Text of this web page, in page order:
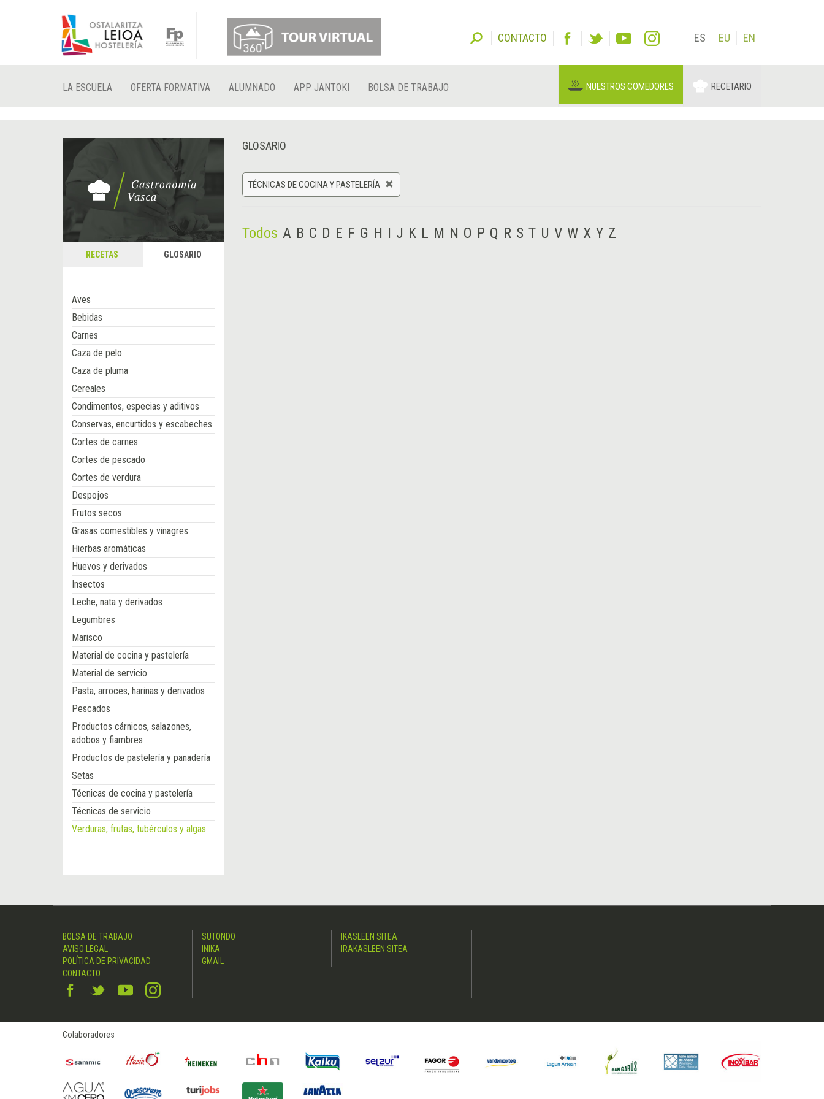
CONTACTO ES EU EN
LA ESCUELA OFERTA FORMATIVA ALUMNADO APP JANTOKI BOLSA DE TRABAJO NUESTROS COMEDORES RECETARIO
RECETAS GLOSARIO
Aves
Bebidas
Carnes
Caza de pelo
Caza de pluma
Cereales
Condimentos, especias y aditivos
Conservas, encurtidos y escabeches
Cortes de carnes
Cortes de pescado
Cortes de verdura
Despojos
Frutos secos
Grasas comestibles y vinagres
Hierbas aromáticas
Huevos y derivados
Insectos
Leche, nata y derivados
Legumbres
Marisco
Material de cocina y pastelería
Material de servicio
Pasta, arroces, harinas y derivados
Pescados
Productos cárnicos, salazones,
adobos y fiambres
Productos de pastelería y panadería
Setas
Técnicas de cocina y pastelería
Técnicas de servicio
Verduras, frutas, tubérculos y algas
GLOSARIO
TÉCNICAS DE COCINA Y PASTELERÍA
Todos A B C D E F G H I J K L M N O P Q R S T U V W X Y Z
BOLSA DE TRABAJO
AVISO LEGAL
POLÍTICA DE PRIVACIDAD
CONTACTO
SUTONDO
INIKA
GMAIL
IKASLEEN SITEA
IRAKASLEEN SITEA
Colaboradores